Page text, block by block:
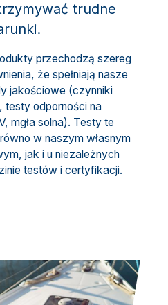
trudne
przechodzą szereg
że spełniają nasze
jakościowe (czynniki
testy odporności na
mgła solna). Testy te
w naszym własnym
jak i u niezależnych
testów i certyfikacji.